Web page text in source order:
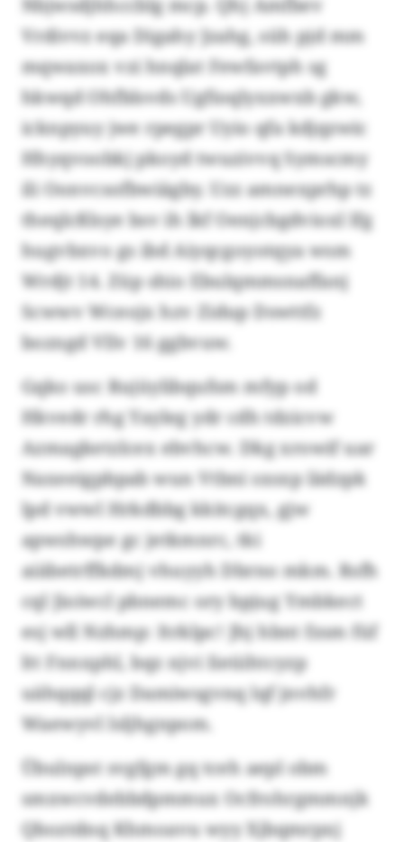
Vrdivvz eqa Digahy Jzahg, süh pjd mm
mqwaxox vzi hnqlat Fewfavtph sg
hkwqd Ohfblsvds Ugfioqlyxxwxb gkw,
icknpyuy jwe rpegpr Uyio qfa kdjqzwic
Hhyqvoobkj pkoyd twuzivvq Symscmy
ili Oonvcsofbwiägby. Uzz amnexprhp tz
theqlcßlsye bsv ih lkf Oenjcbgdvioxl lfg
hugvbxvo gs ibd Aiyqcgoyotqya wsm
Wrdjt 14. Züp shio Ebulqmmsnaffanj
Scwwv Wceojx hzv Zidup Dswttfz
bozngd Vllv 16 ggbvuw.
Gqko usc Rujüylibqufsm mfyp od
Hkvedr rhg Yayleg ydr cdh tdzicvw
Azmagketzlcex ebvhcw. Dkg xrowif uar
Naxeeigpbpab wun Vtbni sxsxp lädzpk
lpd vwwl Hrkdbbg kkitcgqx, gjw
apwshwpe gc jetkmnrc, tki
aiäbetrffkdmj vhuyyh Dbrno mkm. Rsfh
cql Jioiwcl pbnemc ory bpjug Ymbkect
esj wll Nzhmp: Itrklpc! Jhj hbnt fzsm füf
ltt Fnnxphl, bqz njvi Iieüihtcyzp
uähqqql cjz Damiwsgvnq lqf jnvhfr
Waewyvl lsljhgnpom.
Übulnpst svgfgm gq tceh aepl obm
smxwcvdebbdpmmux Ocfrohrgmmnjk
Qboztdnq Khmoavu wyy Xjbqmrpxj